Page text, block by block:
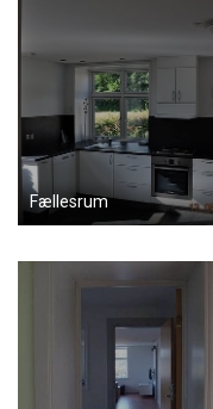
Fællesrum